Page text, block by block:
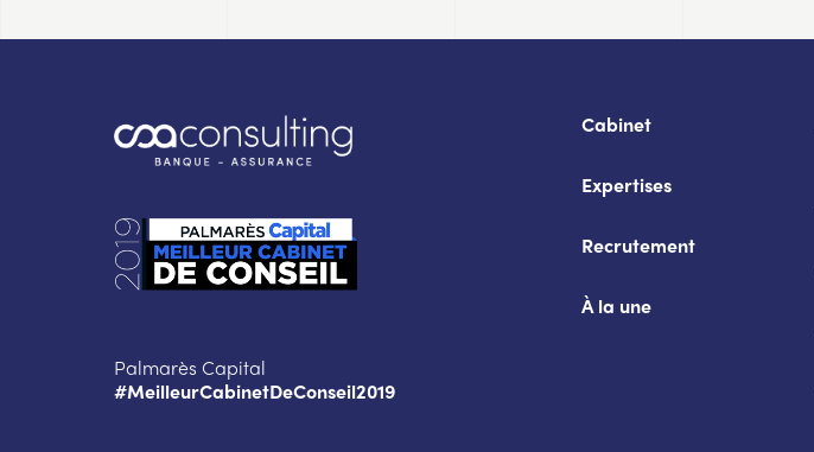
Palmarès Capital
#MeilleurCabinetDeConseil2019
Cabinet
Expertises
Recrutement
À la une